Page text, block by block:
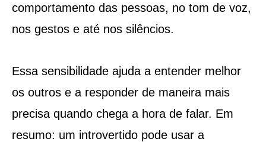
comportamento das pessoas, no tom de voz,
nos gestos e até nos silêncios.
Essa sensibilidade ajuda a entender melhor
os outros e a responder de maneira mais
precisa quando chega a hora de falar. Em
resumo: um introvertido pode usar a